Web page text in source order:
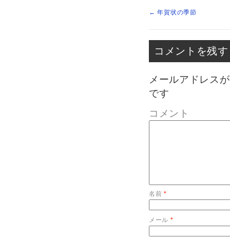
← 年賀状の季節
コメントを残す
メールアドレス
です
コメント
名前*
メール *